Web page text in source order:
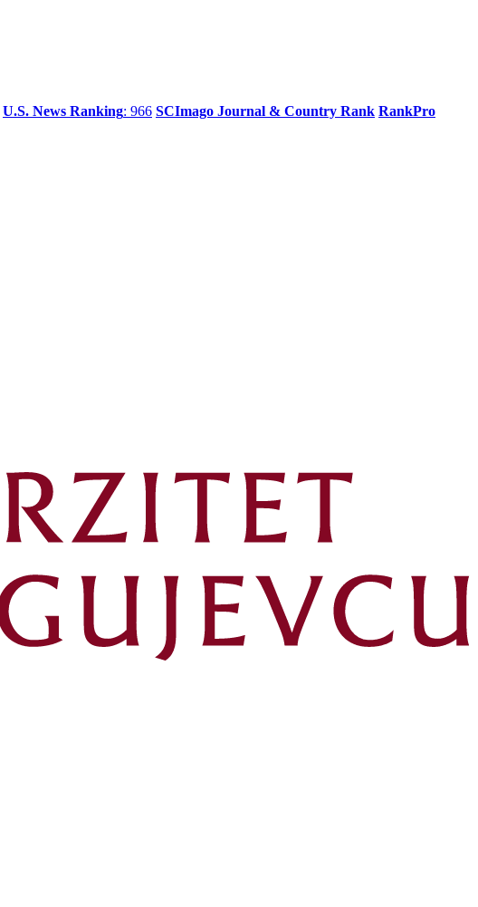
U.S. News Ranking: 966 SCImago Journal & Country Rank RankPro